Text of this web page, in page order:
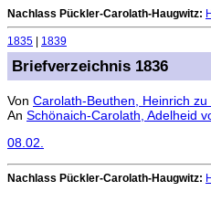
Nachlass Pückler-Carolath-Haugwitz:
1835 1839
Briefverzeichnis 1836
Von Carolath-Beuthen, Heinrich
An Schönaich-Carolath, Adelheid
08.02.
Nachlass Pückler-Carolath-Haugwitz: